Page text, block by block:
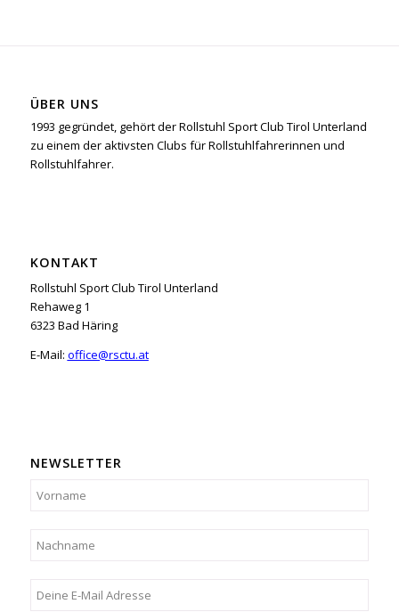
ÜBER UNS
1993 gegründet, gehört der Rollstuhl Sport Club Tirol Unterland
zu einem der aktivsten Clubs für Rollstuhlfahrerinnen und
Rollstuhlfahrer.
KONTAKT
Rollstuhl Sport Club Tirol Unterland
Rehaweg 1
6323 Bad Häring
E-Mail: office@rsctu.at
NEWSLETTER